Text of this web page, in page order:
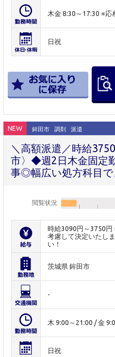
木金 8:30～17:30 ※応
日祝
NEW 鉾田市 調剤 派遣
＼高額派遣／時給
市〉◆週2日木金固定
事◎幅広い処方科目で
閲覧状況
時給3090円～3750円
考慮して決定いたし
い！
茨城県 鉾田市
-
木 9:00～21:00 / 金
日祝